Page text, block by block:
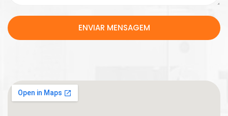
ENVIAR MENSAGEM